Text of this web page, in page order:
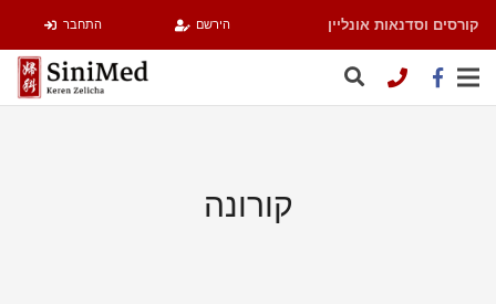
קורסים וסדנאות אונליין הירשם התחבר
קורונה